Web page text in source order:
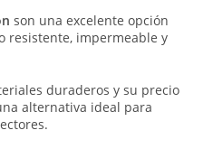
son una excelente opción
resistente, impermeable y
duraderos y su precio
alternativa ideal para